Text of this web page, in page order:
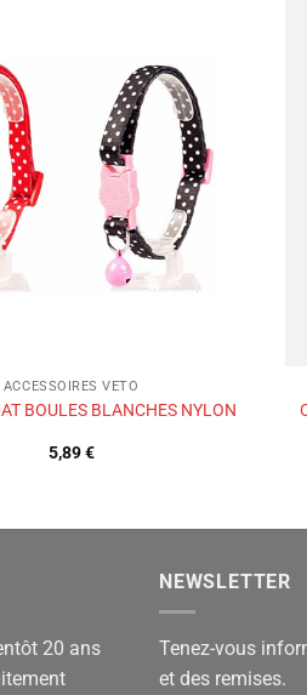
souhaits
ACCESSOIRES VETO
BOULES BLANCHES NYLON
5,89€
20 ans
NEWSLETTER
Tenez-vous
et des remises.